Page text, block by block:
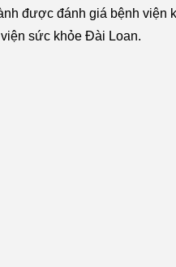
được đánh giá bệnh
sức khỏe Đài Loan.